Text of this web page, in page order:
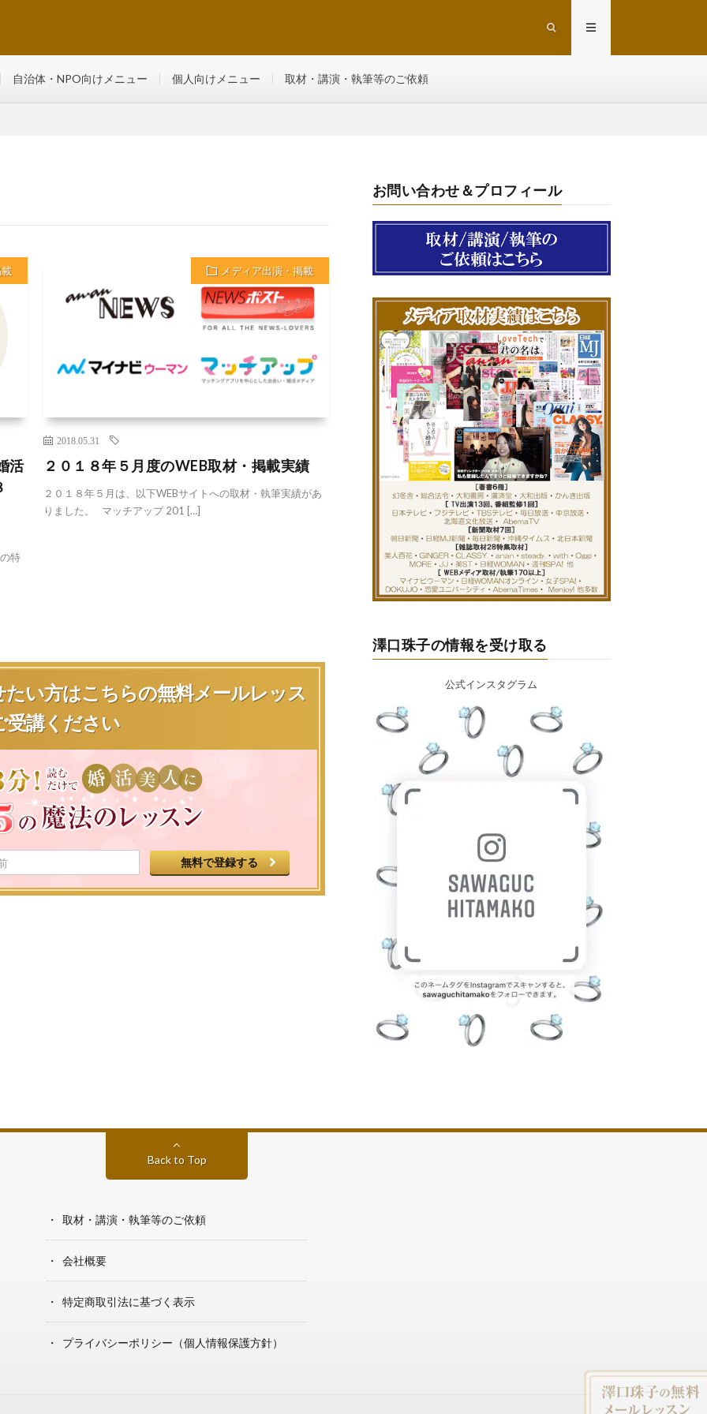
自治体・NPO向けメニュー 個人向けメニュー 取材・講演・執筆等のご依頼
活
特
メディア出演・掲載
2018.05.31
２０１８年５月度のWEB取材・掲載実績
２０１８年５月は、以下WEBサイトへの取材・執筆実績があ
りました。 マッチアップ 201 […]
たい方はこちらの無料メールレッス
受講ください
お問い合わせ＆プロフィール
澤口珠子の情報を受け取る
公式インスタグラム
Back to Top
取材・講演・執筆等のご依頼
会社概要
特定商取引法に基づく表示
プライバシーポリシー（個人情報保護方針）